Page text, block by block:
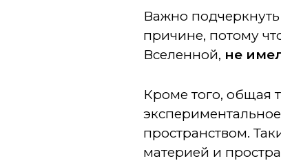
Важно
причине, потому
Вселенной, не
Кроме того, общая
пространством.
материей и